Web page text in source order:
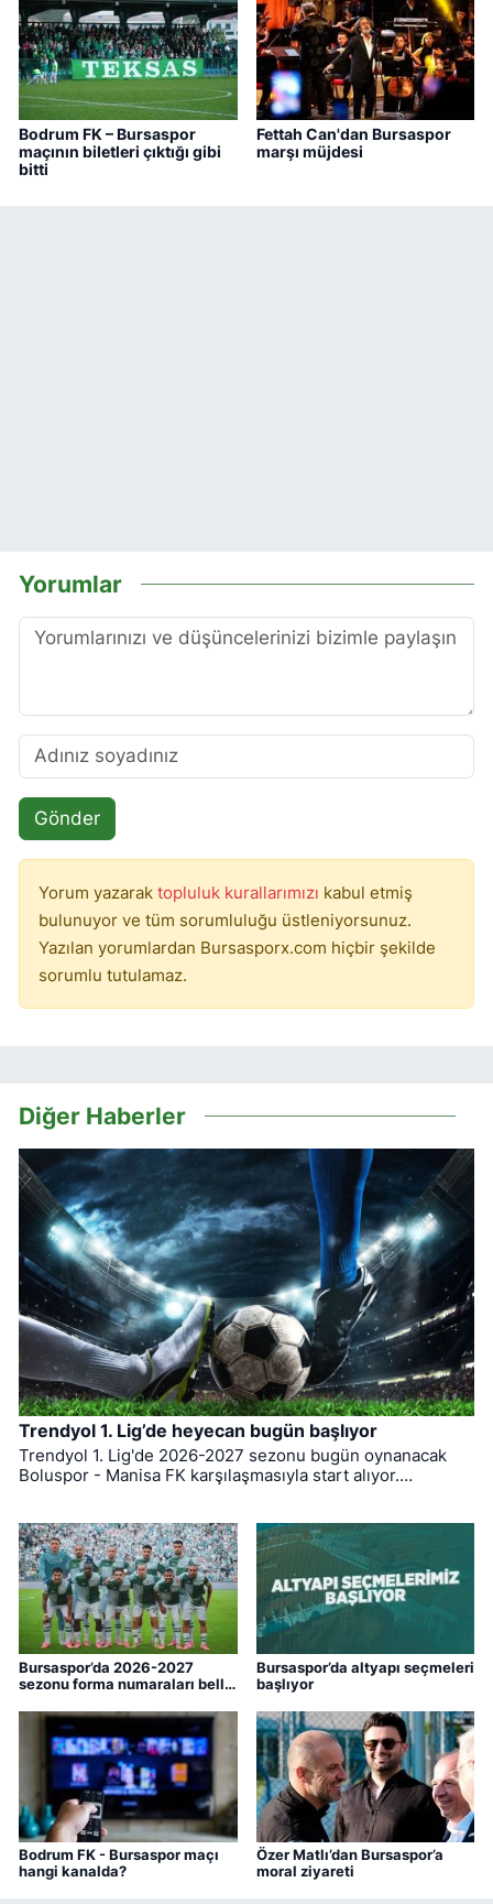
Bodrum FK – Bursaspor
maçının biletleri çıktığı gibi
bitti
Fettah Can'dan Bursaspor
marşı müjdesi
Yorumlar
Gönder
Yorum yazarak topluluk kurallarımızı kabul etmiş
bulunuyor ve tüm sorumluluğu üstleniyorsunuz.
Yazılan yorumlardan Bursasporx.com hiçbir şekilde
sorumlu tutulamaz.
Diğer Haberler
Trendyol 1. Lig’de heyecan bugün başlıyor
Trendyol 1. Lig'de 2026-2027 sezonu bugün oynanacak
Boluspor - Manisa FK karşılaşmasıyla start alıyor.
Bursaspor’da 2026-2027
sezonu forma numaraları belli
Bursaspor’da altyapı seçmeleri
başlıyor
Bodrum FK - Bursaspor maçı
hangi kanalda?
Özer Matlı’dan Bursaspor’a
moral ziyareti